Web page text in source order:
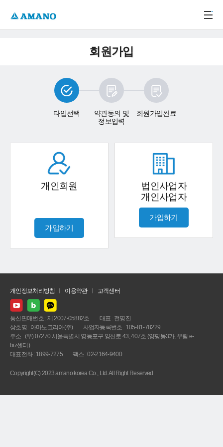
회원가입
타입선택
약관동의 및
정보입력
회원가입완료
개인회원
가입하기
법인사업자
개인사업자
가입하기
개인정보처리방침 이용약관 고객센터
통신판매번호 : 제 2007-05882호
대표 : 전명진
상호명 : 아마노코리아(주)
사업자등록번호 : 105-81-78229
주소 : (우) 07270 서울특별시 영등포구 양산로 43, 407호 (양평동3가, 우림 e-
biz센터)
대표전화 : 1899-7275
팩스 : 02-2164-9400
Copyright(C) 2023 amano korea Co., Ltd. All Right Reserved